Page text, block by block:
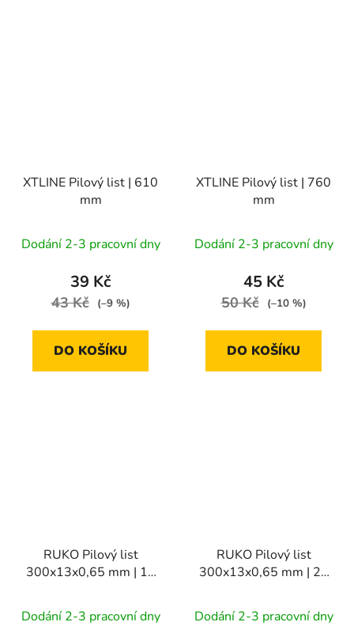
XTLINE Pilový list | 610
mm
Dodání 2-3 pracovní dny
39 Kč
43 Kč (–9 %)
DO KOŠÍKU
XTLINE Pilový list | 760
mm
Dodání 2-3 pracovní dny
45 Kč
50 Kč (–10 %)
DO KOŠÍKU
RUKO Pilový list
300x13x0,65 mm | 18
Dodání 2-3 pracovní dny
RUKO Pilový list
300x13x0,65 mm | 24
Dodání 2-3 pracovní dny